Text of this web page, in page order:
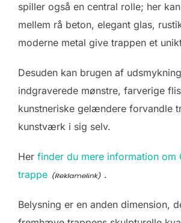
spiller også en central rolle; her
mellem rå beton, elegant glas,
moderne metal give trappen et
Desuden kan brugen af
indgraverede mønstre, farverige
kunstneriske gelændere forvandle
kunstværk i sig selv.
Her finder du mere information om
trappe
.
Belysning er en anden dimension,